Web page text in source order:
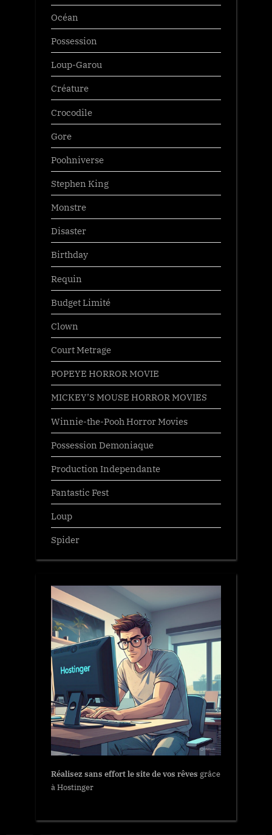
Océan
Possession
Loup-Garou
Créature
Crocodile
Gore
Poohniverse
Stephen King
Monstre
Disaster
Birthday
Requin
Budget Limité
Clown
Court Metrage
POPEYE HORROR MOVIE
MICKEY’S MOUSE HORROR MOVIES
Winnie-the-Pooh Horror Movies
Possession Demoniaque
Production Independante
Fantastic Fest
Loup
Spider
Réalisez sans effort le site de vos rêves grâce
à Hostinger